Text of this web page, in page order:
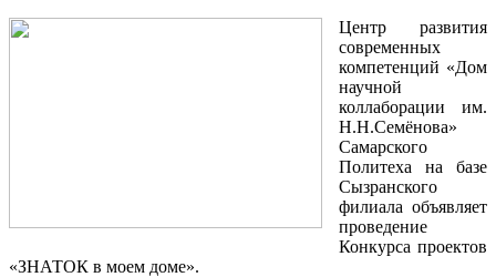
Центр развития
современных
компетенций «Дом
научной
коллаборации им.
Н.Н.Семёнова»
Самарского
Политеха на базе
Сызранского
филиала объявляет
проведение
Конкурса проектов
«ЗНАТОК в моем доме».